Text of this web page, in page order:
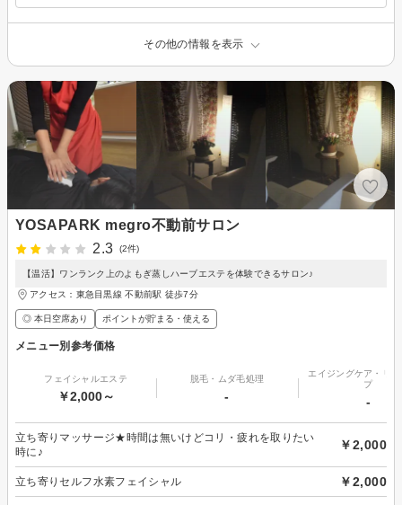
その他の情報を表示
YOSAPARK megro不動前サロン
2.3
(2件)
【温活】ワンランク上のよもぎ蒸しハーブエステを体験できるサロン♪
アクセス：東急目黒線 不動前駅 徒歩7分
◎ 本日空席あり ポイントが貯まる・使える
メニュー別参考価格
フェイシャルエステ
￥2,000～
脱毛・ムダ毛処理
-
エイジングケア・リ
プ
-
立ち寄りマッサージ★時間は無いけどコリ・疲れを取りたい
時に♪
￥2,000
立ち寄りセルフ水素フェイシャル ￥2,000